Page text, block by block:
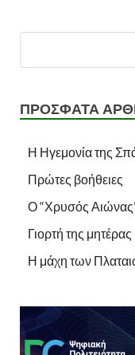
ΠΡΌΣΦΑΤΑ
Η Ηγεμονία της
Πρώτες βοήθειες
Ο “Χρυσός
Γιορτή της μητέρας
Η μάχη των